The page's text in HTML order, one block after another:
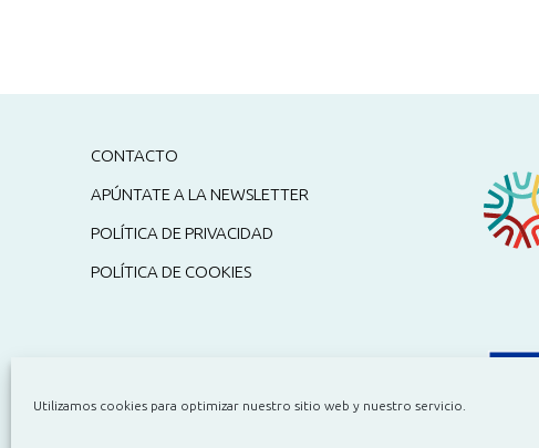
Utilizamos cookies para optimizar nuestro sitio web y nuestro servicio.
CONTACTO
APÚNTATE A LA NEWSLETTER
POLÍTICA DE PRIVACIDAD
POLÍTICA DE COOKIES